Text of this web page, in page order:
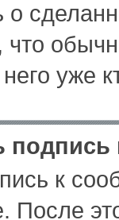
о
уже
к
После